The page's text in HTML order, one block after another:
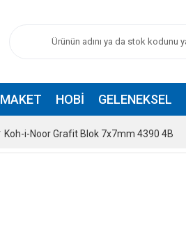
MAKET HOBI GELENEKSEL
Koh-i-Noor Grafit Blok 7x7mm 4390 4B